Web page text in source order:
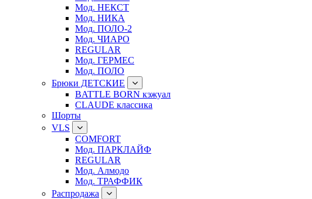
Мод. НЕКСТ
Мод. НИКА
Мод. ПОЛО-2
Мод. ЧИАРО
REGULAR
Мод. ГЕРМЕС
Мод. ПОЛО
Брюки ДЕТСКИЕ
BATTLE BORN кэжуал
CLAUDE классика
Шорты
VLS
COMFORT
Мод. ПАРКЛАЙФ
REGULAR
Мод. Алмодо
Мод. ТРАФФИК
Распродажа